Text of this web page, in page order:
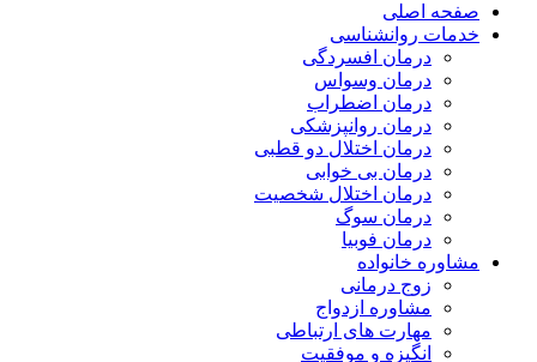
صفحه اصلی
خدمات روانشناسی
درمان افسردگی
درمان وسواس
درمان اضطراب
درمان روانپزشکی
درمان اختلال دو قطبی
درمان بی خوابی
درمان اختلال شخصیت
درمان سوگ
درمان فوبیا
مشاوره خانواده
زوج درمانی
مشاوره ازدواج
مهارت های ارتباطی
انگیزه و موفقیت